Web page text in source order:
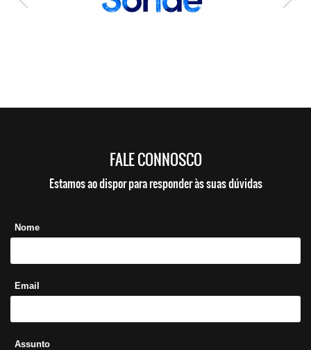
FALE CONNOSCO
Estamos ao dispor para responder às suas dúvidas
Nome
Email
Assunto